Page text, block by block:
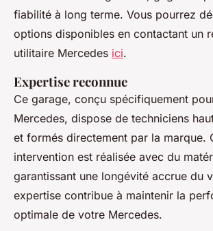
fiabilité à long terme. Vous pourrez
options disponibles en contactant un
utilitaire Mercedes ici.
Expertise reconnue
Ce garage, conçu spécifiquement
Mercedes, dispose de techniciens
et formés directement par la marque.
intervention est réalisée avec du
garantissant une longévité accrue du
expertise contribue à maintenir la
optimale de votre Mercedes.